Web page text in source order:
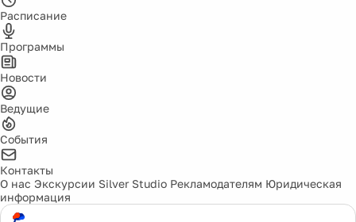
Расписание
Программы
Новости
Ведущие
События
Контакты
О нас Экскурсии Silver Studio Рекламодателям Юридическая
информация